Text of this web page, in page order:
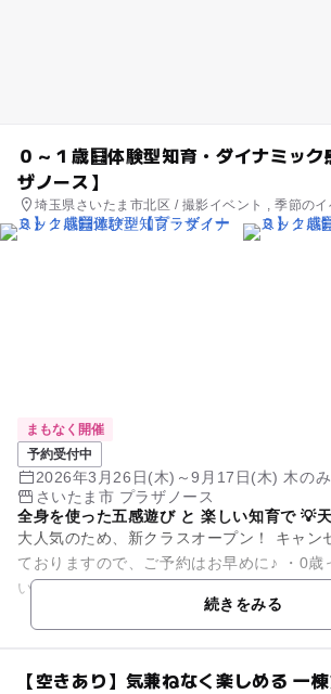
０～１歳🧮体験型知育・ダイナミック
ザノース】
埼玉県さいたま市北区 / 撮影イベント , 季節の
学び体験
まもなく開催
予約受付中
2026年3月26日(木)～9月17日(木) 木のみ
さいたま市 プラザノース
全身を使った五感遊び と 楽しい知育で 💡
大人気のため、新クラスオープン！ キャン
ておりますので、ご予約はお早めに♪ ・0歳って何をさせればい
続きをみる
【空きあり】気兼ねなく楽しめる 一